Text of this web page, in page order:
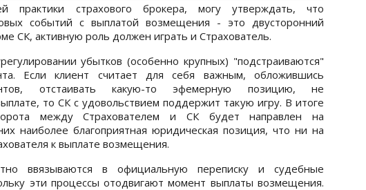
страхового брокера, могу утверждать, что
событий с выплатой возмещения - это двусторонний
СК, активную роль должен играть и Страхователь.
убытков (особенно крупных) "подстраиваются"
Если клиент считает для себя важным, обложившись
отстаивать какую-то эфемерную позицию, не
то СК с удовольствием поддержит такую игру. В итоге
между Страхователем и СК будет направлен на
наиболее благоприятная юридическая позиция, что ни на
к выплате возмещения.
ввязываются в официальную переписку и судебные
эти процессы отодвигают момент выплаты возмещения.